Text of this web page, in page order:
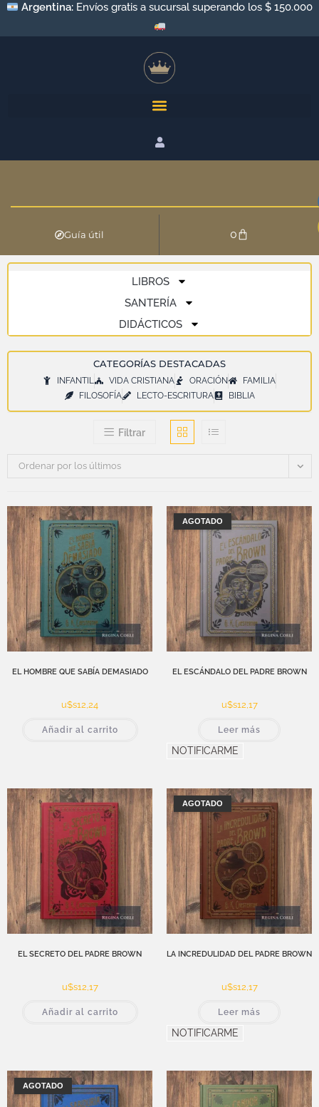
Argentina: Envíos gratis a sucursal superando los $ 150.000
Guía útil 0
LIBROS
SANTERÍA
DIDÁCTICOS
CATEGORÍAS DESTACADAS
INFANTIL VIDA CRISTIANA ORACIÓN
FAMILIA
FILOSOFÍA
LECTO-ESCRITURA BIBLIA
Filtrar
Ordenar por los últimos
EL HOMBRE QUE SABÍA DEMASIADO
u$s12,24
Añadir al carrito
AGOTADO
EL ESCÁNDALO DEL PADRE BROWN
u$s12,17
Leer más
NOTIFICARME
EL SECRETO DEL PADRE BROWN
u$s12,17
Añadir al carrito
AGOTADO
LA INCREDULIDAD DEL PADRE BROWN
u$s12,17
Leer más
NOTIFICARME
AGOTADO